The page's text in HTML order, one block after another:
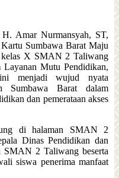
Amar Nurmansyah, ST,
Sumbawa Barat Maju
kelas X SMAN 2 Taliwang
Layanan Mutu Pendidikan,
menjadi wujud nyata
Sumbawa Barat dalam
dan pemerataan akses
di halaman SMAN 2
Dinas Pendidikan dan
SMAN 2 Taliwang beserta
siswa penerima manfaat